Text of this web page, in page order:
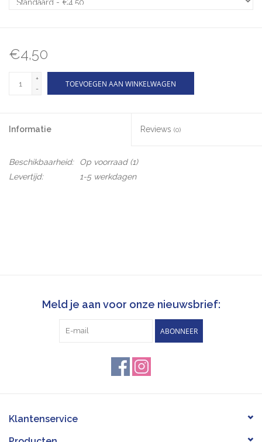
€4,50
+
-
TOEVOEGEN AAN WINKELWAGEN
Informatie Reviews (0)
Beschikbaarheid: Op voorraad(1)
Levertijd:
1-5 werkdagen
Meld je aan voor onze nieuwsbrief:
ABONNEER
Klantenservice